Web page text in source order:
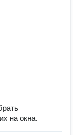
на окна.